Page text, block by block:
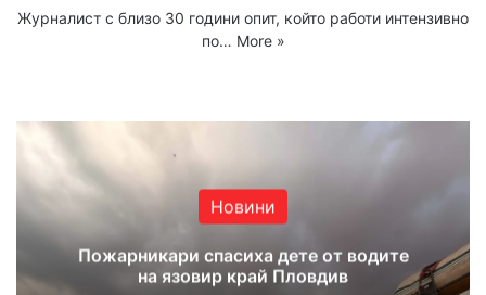
Журналист с близо 30 години опит, който работи интензивно
по… More »
Новини
Пожарникари спасиха дете от водите
на язовир край Пловдив